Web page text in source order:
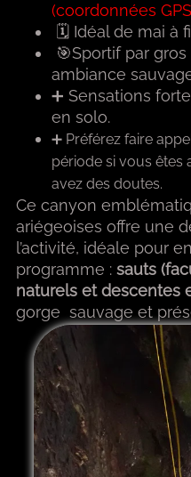
(coordonnées GPS
🗓 Idéal de mai à
🎯Sportif par
ambiance
➕ Sensations
en solo.
➕ Préférez faire
période si vous êtes
avez des doutes.
Ce canyon
ariégeoises offre une
l’activité, idéale pour
programme : sauts
naturels et descentes
gorge sauvage et